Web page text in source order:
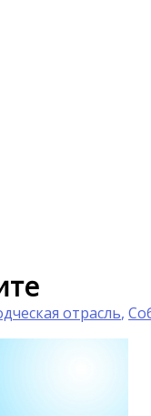
отрасль,